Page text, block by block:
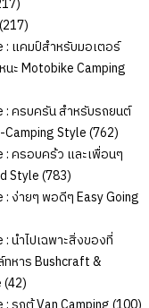
สินค้า
217217
สินค้า
: แคมป์สำหรับมอเตอร์
นะ Motobike Camping
: ครบครัน สำหรับรถยนต์
Camping Style 762762
สินค้า
: ครอบคร้ว และเพื่อนๆ
Style 783783
สินค้า
: ง่ายๆ พอดีๆ Easy Going
: นำไปเฉพาะสิ่งของที่
ทหาร Bushcraft &
4242
สินค้า
100